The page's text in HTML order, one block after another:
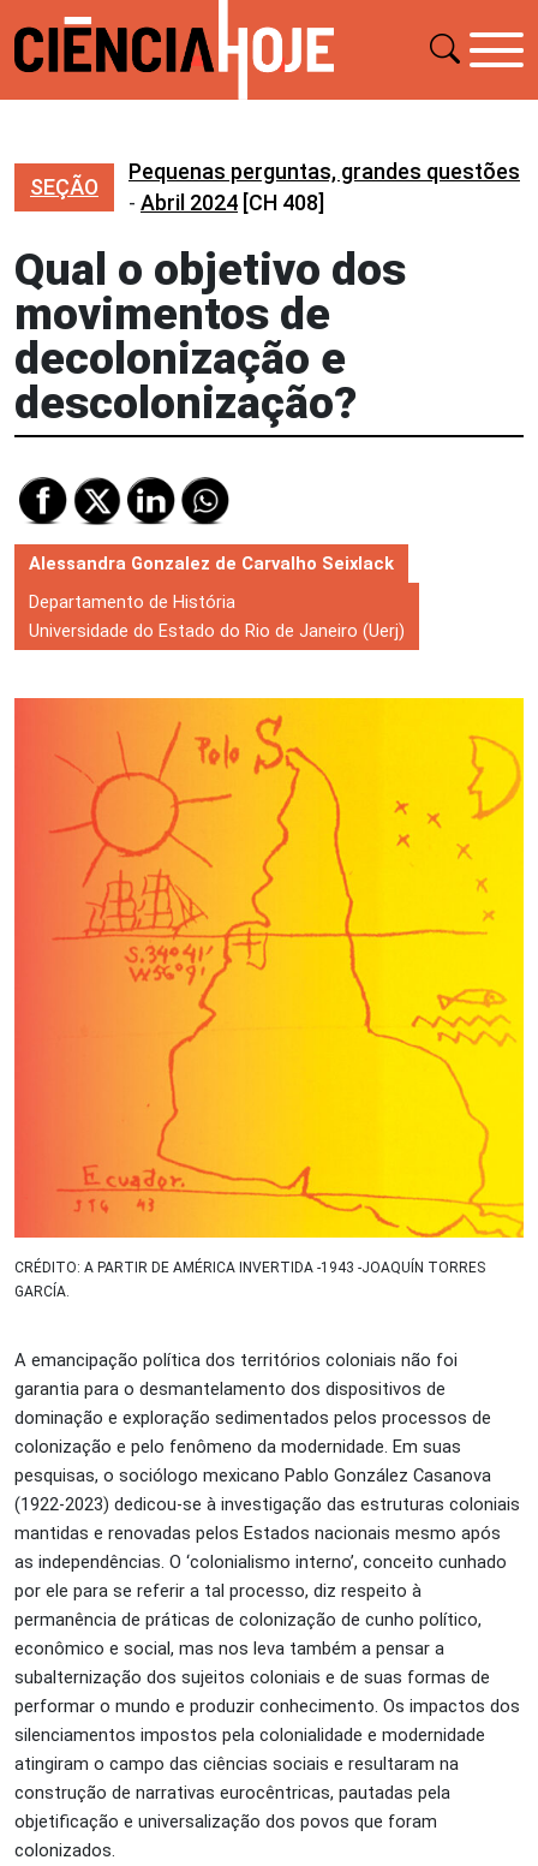
SEÇÃO
Pequenas perguntas, grandes questões
- Abril 2024 [CH 408]
Qual o objetivo dos
movimentos de
decolonização e
descolonização?
Alessandra Gonzalez de Carvalho Seixlack
Departamento de História
Universidade do Estado do Rio de Janeiro (Uerj)
CRÉDITO: A PARTIR DE AMÉRICA INVERTIDA -1943 -JOAQUÍN TORRES
GARCÍA.
A emancipação política dos territórios coloniais não foi
garantia para o desmantelamento dos dispositivos de
dominação e exploração sedimentados pelos processos de
colonização e pelo fenômeno da modernidade. Em suas
pesquisas, o sociólogo mexicano Pablo González Casanova
(1922-2023) dedicou-se à investigação das estruturas coloniais
mantidas e renovadas pelos Estados nacionais mesmo após
as independências. O ‘colonialismo interno’, conceito cunhado
por ele para se referir a tal processo, diz respeito à
permanência de práticas de colonização de cunho político,
econômico e social, mas nos leva também a pensar a
subalternização dos sujeitos coloniais e de suas formas de
performar o mundo e produzir conhecimento. Os impactos dos
silenciamentos impostos pela colonialidade e modernidade
atingiram o campo das ciências sociais e resultaram na
construção de narrativas eurocêntricas, pautadas pela
objetificação e universalização dos povos que foram
colonizados.